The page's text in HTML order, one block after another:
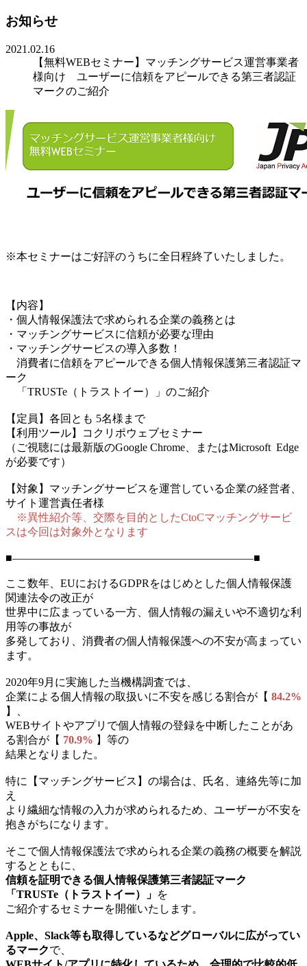
お知らせ
2021.02.16
【無料WEBセミナー】マッチングサービス運営事業者
様向け ユーザーに信頼をアピールできる第三者認証
マークのご紹介
※本セミナーはご好評のうちに全日程終了いたしました。
【内容】
・個人情報保護法で求められる企業の義務とは
・マッチングサービスに信頼が必要な理由
・マッチングサービスの導入多数！
消費者に信頼をアピールできる個人情報保護第三者認証マ
ーク
「TRUSTe（トラストイー）」のご紹介
【定員】各回とも 5名様まで
【利用ツール】コクリポウェブセミナー
（ご視聴には最新版のGoogle Chrome、またはMicrosoft Edge
が必要です）
【対象】マッチングサービスを運営している企業の経営者、
サイト運営責任者様
※異性紹介等、交際を目的としたCtoCマッチングサービ
スは今回は対象外となります
■――――――――――――――――――――――■
ここ数年、EUにおけるGDPRをはじめとした個人情報保護
関連法令の改正が
世界中に広まっている一方、個人情報の漏えいや不適切な利
用等の事故が
多発しており、消費者の個人情報保護への不安が高まってい
ます。
2020年9月に実施した当機構調査では、
企業による個人情報の取扱いに不安を感じる割合が【 84.2%
】、
WEBサイトやアプリで個人情報の登録を中断したことがあ
る割合が【 70.9% 】等の
結果となりました。
特に【マッチングサービス】の場合は、氏名、連絡先等に加
え
より繊細な情報の入力が求められるため、ユーザーが不安を
抱きがちになります。
そこで個人情報保護法で求められる企業の義務の概要を解説
するとともに、
信頼を証明できる個人情報保護第三者認証マーク
「TRUSTe（トラストイー）」 を
ご紹介するセミナーを開催いたします。
Apple、Slack等も取得しているなどグローバルに広がってい
るマークで、